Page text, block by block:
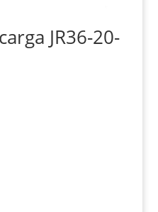
JR36-20-